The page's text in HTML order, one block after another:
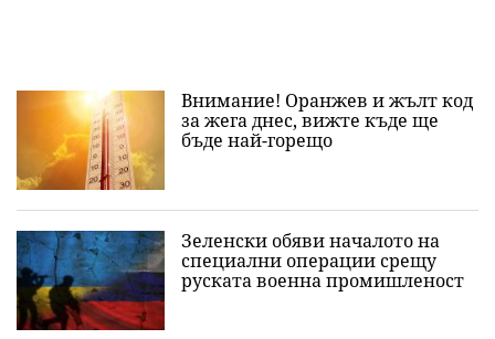
Внимание! Оранжев и жълт код
за жега днес, вижте къде ще
бъде най-горещо
Зеленски обяви началото на
специални операции срещу
руската военна промишленост